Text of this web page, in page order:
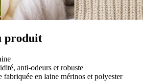
produit
anti-odeurs et robuste
fabriquée en laine mérinos et polyester